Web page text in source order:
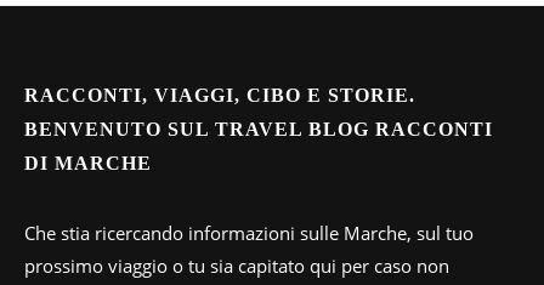
RACCONTI, VIAGGI, CIBO E STORIE.
BENVENUTO SUL TRAVEL BLOG RACCONTI
DI MARCHE
Che stia ricercando informazioni sulle Marche, sul tuo
prossimo viaggio o tu sia capitato qui per caso non